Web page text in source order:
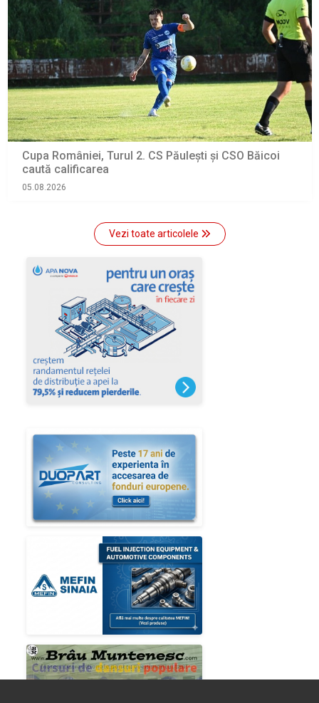
Cupa României, Turul 2. CS Păulești și CSO Băicoi
caută calificarea
05.08.2026
Vezi toate articolele